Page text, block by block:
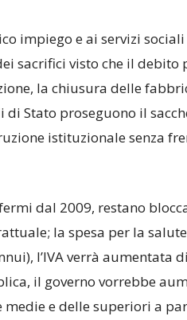
impiego e ai servizi
sacrifici visto che il debito
la chiusura delle
Stato proseguono il
istituzionale senza
dal 2009, restano
la spesa per la
l’IVA verrà aumentata
il governo vorrebbe
medie e delle superiori a